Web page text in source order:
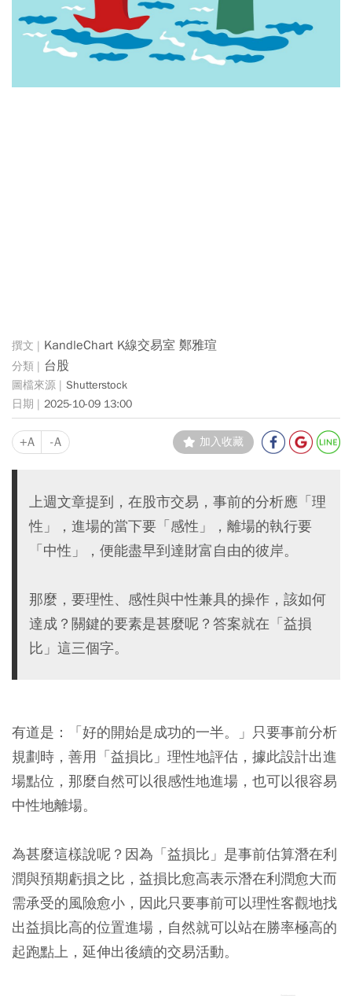
KandleChart K線交易室 鄭雅瑄
台股
Shutterstock
2025-10-09 13:00
+A -A 加入收藏
上週文章提到，在股市交易，事前的分析應「理
性」，進場的當下要「感性」，離場的執行要
「中性」，便能盡早到達財富自由的彼岸。
那麼，要理性、感性與中性兼具的操作，該如何
達成？關鍵的要素是甚麼呢？答案就在「益損
比」這三個字。
有道是：「好的開始是成功的一半。」只要事前分析
規劃時，善用「益損比」理性地評估，據此設計出進
場點位，那麼自然可以很感性地進場，也可以很容易
中性地離場。
為甚麼這樣說呢？因為「益損比」是事前估算潛在利
潤與預期虧損之比，益損比愈高表示潛在利潤愈大而
需承受的風險愈小，因此只要事前可以理性客觀地找
出益損比高的位置進場，自然就可以站在勝率極高的
起跑點上，延伸出後續的交易活動。